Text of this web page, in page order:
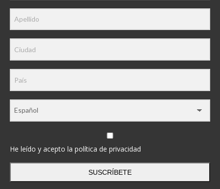
He leído y acepto la política de privacidad
SUSCRÍBETE